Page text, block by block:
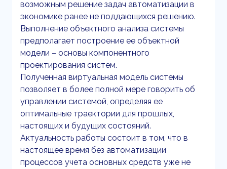
возможным решение задач автоматизации в
экономике ранее не поддающихся решению.
Выполнение объектного анализа системы
предполагает построение ее объектной
модели – основы компонентного
проектирования систем.
Полученная виртуальная модель системы
позволяет в более полной мере говорить об
управлении системой, определяя ее
оптимальные траектории для прошлых,
настоящих и будущих состояний.
Актуальность работы состоит в том, что в
настоящее время без автоматизации
процессов учета основных средств уже не